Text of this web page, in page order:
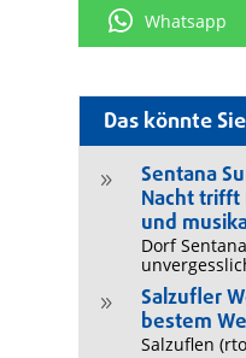
Das könnte
9
Sentana
Nacht
und
Dorf
9
Salzufler
bestem
Salzuflen
Whatsapp